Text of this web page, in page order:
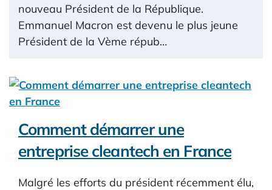
nouveau Président de la République.
Emmanuel Macron est devenu le plus jeune
Président de la Vème répub…
Comment démarrer une
entreprise cleantech en France
Malgré les efforts du président récemment élu,